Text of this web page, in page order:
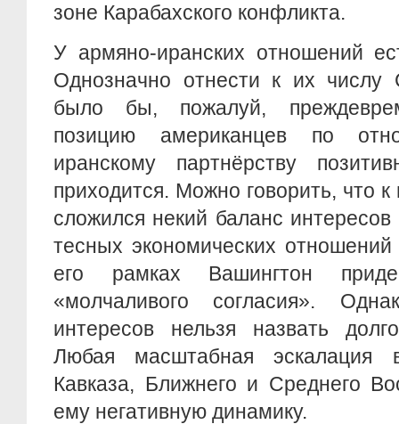
зоне Карабахского конфликта.
У армяно-иранских отношений
Однозначно отнести к их
было бы, пожалуй,
позицию американцев по
иранскому партнёрству
приходится. Можно говорить, что
сложился некий баланс
тесных экономических
его рамках Вашингтон
«молчаливого согласия».
интересов нельзя назвать
Любая масштабная эскалация
Кавказа, Ближнего и Среднего
ему негативную динамику.